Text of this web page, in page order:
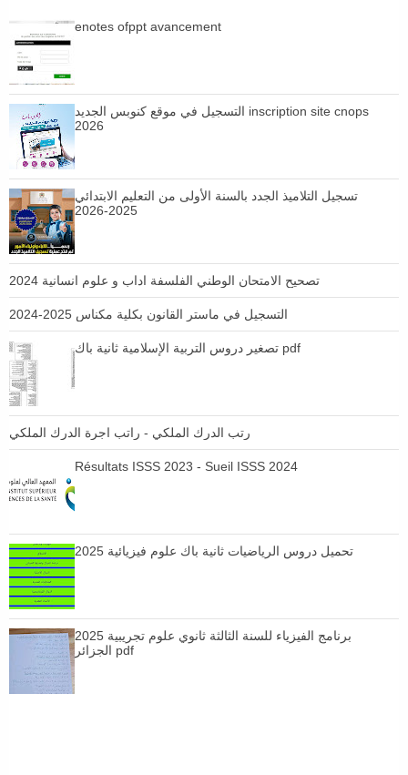
enotes ofppt avancement
التسجيل في موقع كنوبس الجديد inscription site cnops
2026
تسجيل التلاميذ الجدد بالسنة الأولى من التعليم الابتدائي
2025-2026
تصحيح الامتحان الوطني الفلسفة اداب و علوم انسانية 2024
التسجيل في ماستر القانون بكلية مكناس 2025-2024
تصغير دروس التربية الإسلامية ثانية باك pdf
رتب الدرك الملكي - راتب اجرة الدرك الملكي
Résultats ISSS 2023 - Sueil ISSS 2024
تحميل دروس الرياضيات ثانية باك علوم فيزيائية 2025
برنامج الفيزياء للسنة الثالثة ثانوي علوم تجريبية 2025
الجزائر pdf